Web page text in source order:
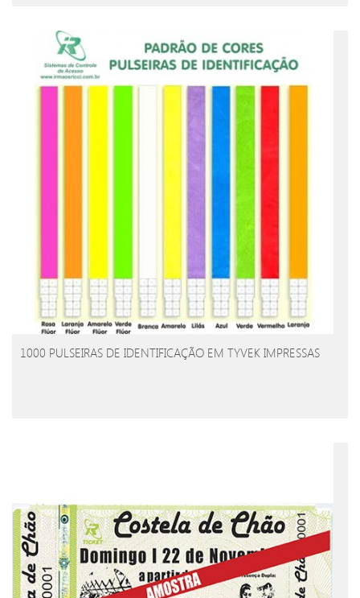
1000 PULSEIRAS DE IDENTIFICAÇÃO EM TYVEK IMPRESSAS